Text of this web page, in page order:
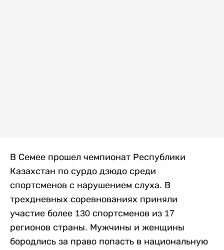
В Семее прошел чемпионат Республики
Казахстан по сурдо дзюдо среди
спортсменов с нарушением слуха. В
трехдневных соревнованиях приняли
участие более 130 спортсменов из 17
регионов страны. Мужчины и женщины
бородлись за право попасть в национальную